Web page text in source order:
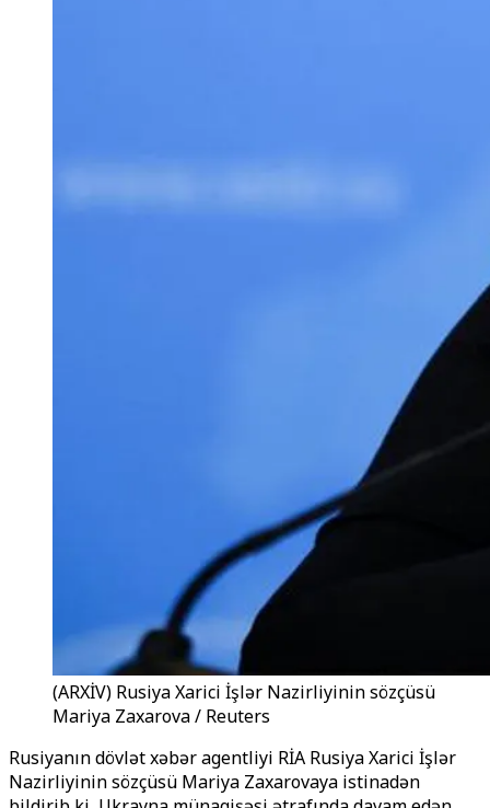
(ARXİV) Rusiya Xarici İşlər Nazirliyinin sözçüsü
Mariya Zaxarova / Reuters
Rusiyanın dövlət xəbər agentliyi RİA Rusiya Xarici İşlər
Nazirliyinin sözçüsü Mariya Zaxarovaya istinadən